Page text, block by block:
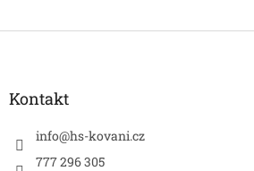
Z
Kontakt
info@hs-kovani.cz
777 296 305